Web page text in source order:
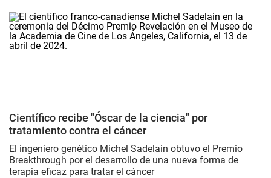
Científico recibe "Óscar de la ciencia" por
tratamiento contra el cáncer
El ingeniero genético Michel Sadelain obtuvo el Premio
Breakthrough por el desarrollo de una nueva forma de
terapia eficaz para tratar el cáncer